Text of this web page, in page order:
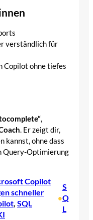
verständlich für
Copilot ohne tiefes
,
. Er zeigt dir,
kannst, ohne dass
Query-Optimierung
Copilot
schneller
, SQL
•
S
Q
L